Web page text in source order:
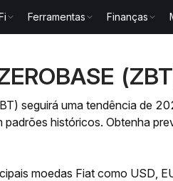
Ferramentas Finanças
seguirá uma tendência de
históricos. Obtenha
moedas Fiat como USD,